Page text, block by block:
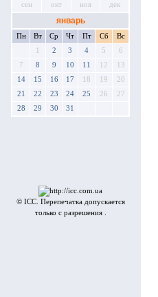
сен окт ноя дек
январь
Пн Вт Ср Чт Пт Сб
Вс
1
2 3 4 5
6
7
8 9 10 11 12
13
14
15 16 17 18 19
20
21
22 23 24 25 26
27
28
29 30 31
© ICC. Перепечатка допускается
только с разрешения .